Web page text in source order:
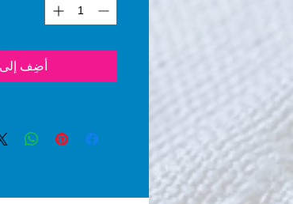
the
no foreign liquid
chance of
liquids are
أضِف إلى